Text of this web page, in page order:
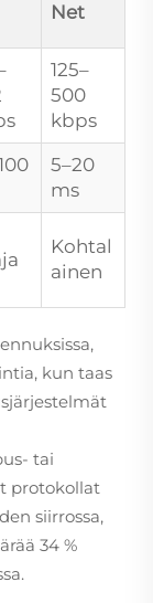
Net
125–
500
kbps
5–20
ms
Kohtal
ainen
kun taas
tai
protokollat
siirrossa,
34 %